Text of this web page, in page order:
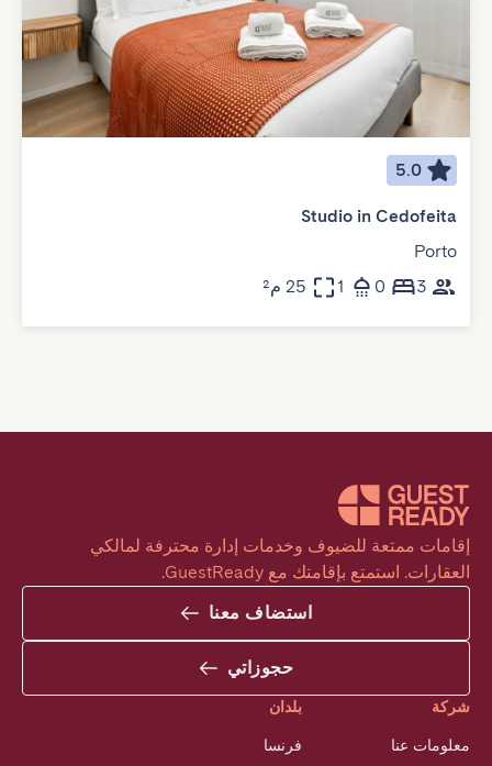
5.0
Studio in Cedofeita
Porto
3
0
1 25 م²
العقارات. استمتع بإقامتك مع GuestReady.
استضاف معنا
حجوزاتي
شركة
معلومات عنا
بلدان
فرنسا